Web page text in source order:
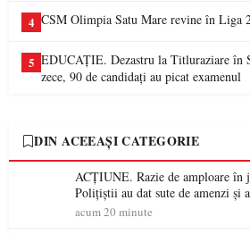
4 CSM Olimpia Satu Mare revine în Liga
5 EDUCAȚIE. Dezastru la Titluraziare în
zece, 90 de candidați au picat examenul
DIN ACEEAȘI CATEGORIE
ACȚIUNE. Razie de amploare în
Polițiștii au dat sute de amenzi și
permis într-o singură zi
acum 20 minute